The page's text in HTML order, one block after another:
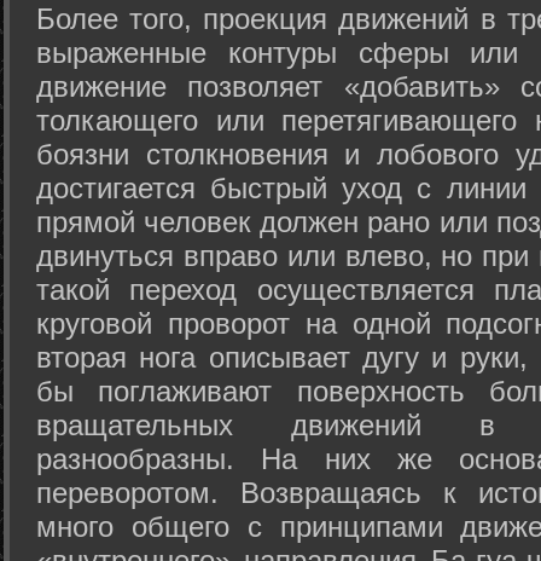
Более того, проекция движений в
выраженные контуры сферы или
движение позволяет «добавить»
толкающего или перетягивающего
боязни столкновения и лобового
достигается быстрый уход с
прямой человек должен рано или
двинуться вправо или влево, но
такой переход осуществляется
круговой проворот на одной
вторая нога описывает дугу и
бы поглаживают поверхность
вращательных движений в
разнообразны. На них же
переворотом. Возвращаясь к
много общего с принципами